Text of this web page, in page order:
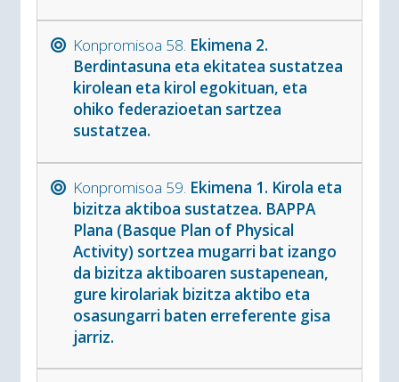
Konpromisoa 58. Ekimena 2.
Berdintasuna eta ekitatea sustatzea
kirolean eta kirol egokituan, eta
ohiko federazioetan sartzea
sustatzea.
Konpromisoa 59. Ekimena 1. Kirola eta
bizitza aktiboa sustatzea. BAPPA
Plana (Basque Plan of Physical
Activity) sortzea mugarri bat izango
da bizitza aktiboaren sustapenean,
gure kirolariak bizitza aktibo eta
osasungarri baten erreferente gisa
jarriz.